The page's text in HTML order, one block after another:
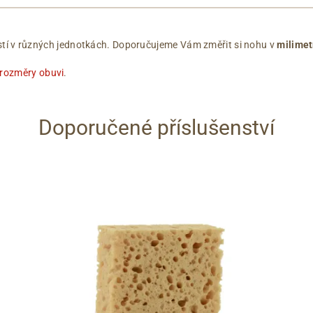
v různých jednotkách. Doporučujeme Vám změřit si nohu v
obuvi.
Doporučené příslušenství